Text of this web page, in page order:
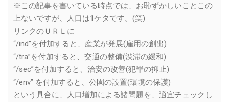
※この記事を書いている時点では、お恥ずかしいことこの
上ないですが、人口は1ケタです。(笑)
リンクのＵＲＬに
“/ind”を付加すると、産業が発展(雇用の創出)
“/tra”を付加すると、交通の整備(渋滞の緩和)
“/sec”を付加すると、治安の改善(犯罪の抑止)
“/env” を付加すると、公園の設置(環境の保護)
という具合に、人口増加による諸問題を、適宜チェックし